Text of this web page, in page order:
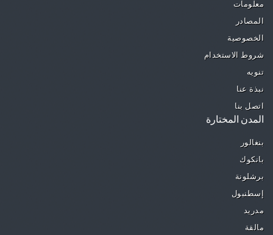
معلومات
المصادر
الخصوصية
شروط الاستخدام
تنويه
نبذة عنا
اتصل بنا
المدن المختارة
بنغالور
بانكوك
برشلونة
إسطنبول
مدريد
مالقة